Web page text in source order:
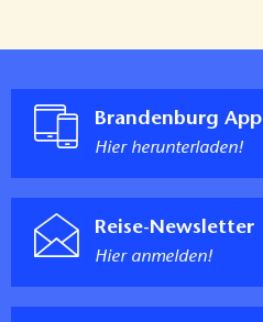
Brandenburg App
Hier herunterladen!
Reise-Newsletter
Hier anmelden!